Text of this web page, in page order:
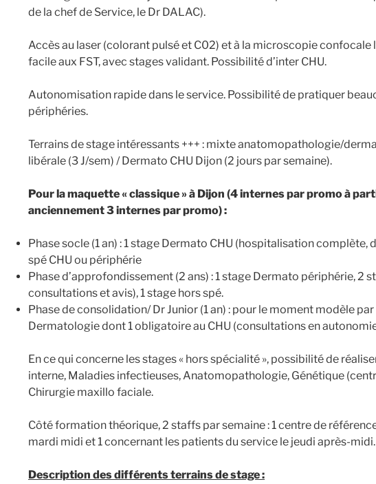
de la chef de Service, le Dr DALAC).
Accès au laser (colorant pulsé et C02) et à la microscopie
facile aux FST, avec stages validant. Possibilité d’inter CHU.
Autonomisation rapide dans le service. Possibilité de pratiquer
périphéries.
Terrains de stage intéressants +++ : mixte anatomopathologie/
libérale (3 J/sem) / Dermato CHU Dijon (2 jours par semaine).
Pour la maquette « classique » à Dijon (4 internes par promo à
anciennement 3 internes par promo) :
Phase socle (1 an) : 1 stage Dermato CHU (hospitalisation complète,
spé CHU ou périphérie
Phase d’approfondissement (2 ans) : 1 stage Dermato périphérie, 2
consultations et avis), 1 stage hors spé.
Phase de consolidation/ Dr Junior (1 an) : pour le moment modèle
Dermatologie dont 1 obligatoire au CHU (consultations en
En ce qui concerne les stages « hors spécialité », possibilité de
interne, Maladies infectieuses, Anatomopathologie, Génétique
Chirurgie maxillo faciale.
Côté formation théorique, 2 staffs par semaine : 1 centre de
mardi midi et 1 concernant les patients du service le jeudi après-midi.
Description des différents terrains de stage :